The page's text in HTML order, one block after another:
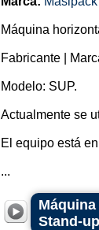
Máquina
Fabricante |
Modelo: SUP.
Actualmente se
El equipo está
...
Stand-